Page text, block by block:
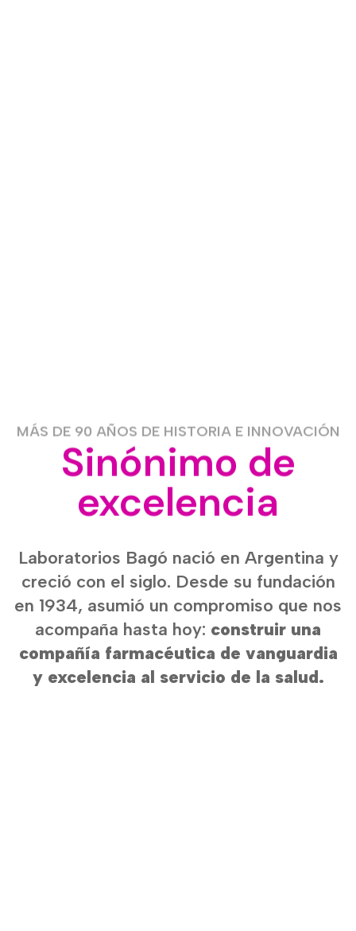
MÁS DE 90 AÑOS DE HISTORIA E INNOVACIÓN
Sinónimo de
excelencia
Laboratorios Bagó nació en Argentina y
creció con el siglo. Desde su fundación
en 1934, asumió un compromiso que nos
acompaña hasta hoy: construir una
compañía farmacéutica de vanguardia
y excelencia al servicio de la salud.